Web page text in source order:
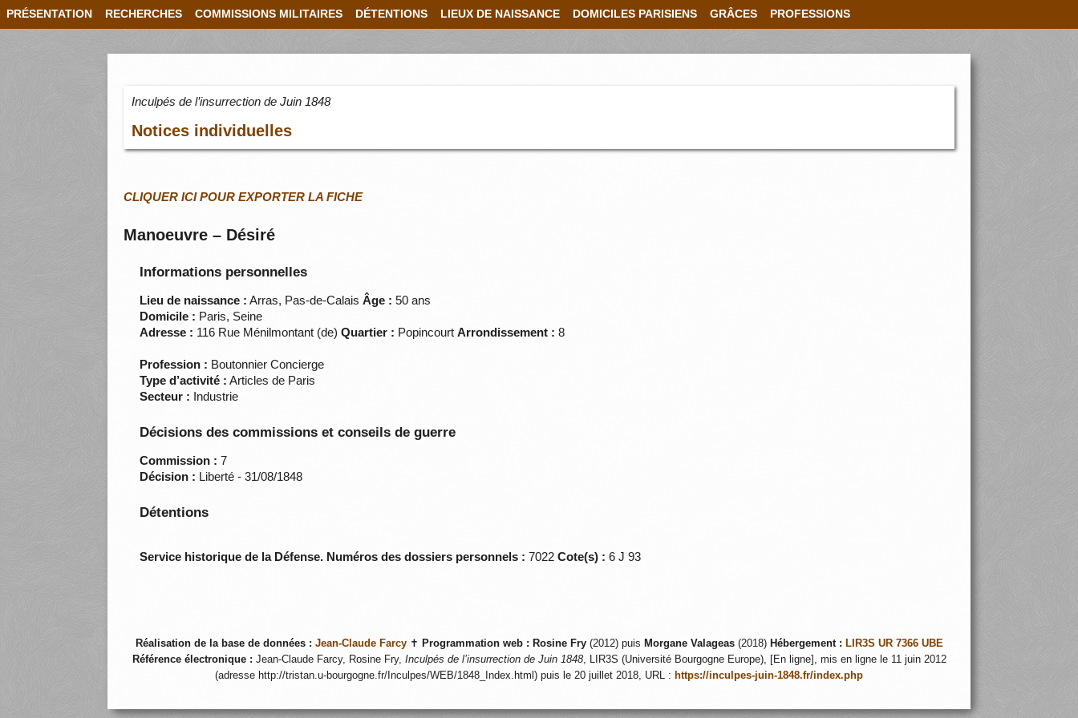
PRÉSENTATION RECHERCHES COMMISSIONS MILITAIRES DÉTENTIONS LIEUX DE NAISSANCE DOMICILES PARISIENS GRÂCES PROFESSIONS
Inculpés de l’insurrection de Juin 1848
Notices individuelles
CLIQUER ICI POUR EXPORTER LA FICHE
Manoeuvre – Désiré
Informations personnelles
Lieu de naissance : Arras, Pas-de-Calais Âge : 50 ans
Domicile : Paris, Seine
Adresse : 116 Rue Ménilmontant (de)Quartier : PopincourtArrondissement : 8
Profession : Boutonnier Concierge
Type d’activité : Articles de Paris
Secteur : Industrie
Décisions des commissions et conseils de guerre
Commission : 7
Décision : Liberté - 31/08/1848
Détentions
Service historique de la Défense. Numéros des dossiers personnels :7022Cote(s) : 6 J 93
Réalisation de la base de données : Jean-Claude Farcy✝ Programmation web : Rosine Fry(2012) puis Morgane Valageas(2018) Hébergement : LIR3S UR 7366 UBE
Référence électronique : Jean-Claude Farcy, Rosine Fry, Inculpés de l’insurrection de Juin 1848, LIR3S (Université Bourgogne Europe), [En ligne], mis en ligne le 11 juin 2012
(adresse http://tristan.u-bourgogne.fr/Inculpes/WEB/1848_Index.html) puis le 20 juillet 2018, URL : https://inculpes-juin-1848.fr/index.php